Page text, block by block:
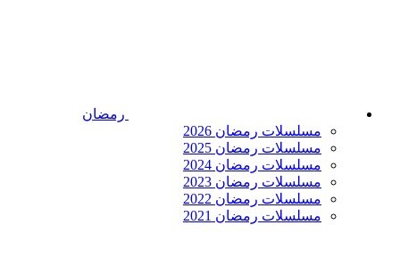
رمضان
مسلسلات رمضان 2026
مسلسلات رمضان 2025
مسلسلات رمضان 2024
مسلسلات رمضان 2023
مسلسلات رمضان 2022
مسلسلات رمضان 2021